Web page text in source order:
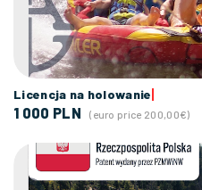
Licencja na holowanie
1 000 PLN (euro price 200,00€)